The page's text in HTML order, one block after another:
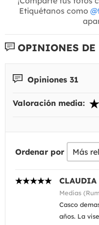
Etiquétanos como
OPINIONES DE
Opiniones 31
Valoración media:
Ordenar por
CLAUDIA
Medias
Casco
años. La